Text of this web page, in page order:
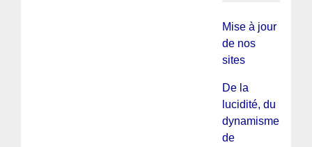
Mise à jour
de nos
sites
De la
lucidité, du
dynamisme,
de